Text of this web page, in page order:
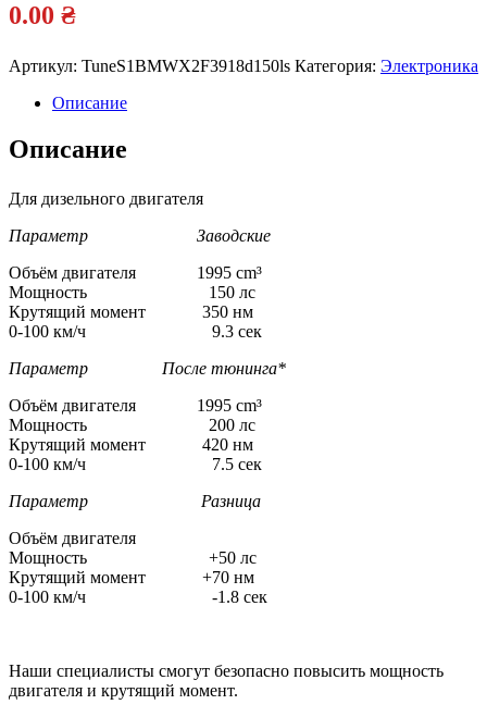
0.00 ₴
Артикул: TuneS1BMWX2F3918d150ls Категория: Электроника
Описание
Описание
Для дизельного двигателя
Параметр Заводские
Объём двигателя 1995 cm³
Мощность 150 лс
Крутящий момент 350 нм
0-100 км/ч 9.3 сек
Параметр После тюнинга*
Объём двигателя 1995 cm³
Мощность 200 лс
Крутящий момент 420 нм
0-100 км/ч 7.5 сек
Параметр Разница
Объём двигателя
Мощность +50 лс
Крутящий момент +70 нм
0-100 км/ч -1.8 сек
Наши специалисты смогут безопасно повысить мощность
двигателя и крутящий момент.